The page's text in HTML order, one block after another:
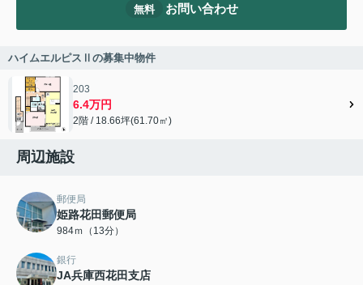
無料 お問い合わせ
ハイムエルピスⅡの募集中物件
203
6.4万円
2階 / 18.66坪(61.70㎡)
周辺施設
郵便局
姫路花田郵便局
984ｍ（13分）
銀行
JA兵庫西花田支店